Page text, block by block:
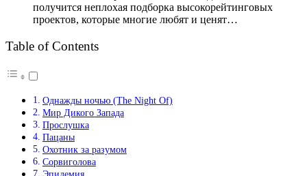
получится неплохая подборка высокорейтинговых
проектов, которые многие любят и ценят…
Table of Contents
Однажды ночью (The Night Of)
Мир Дикого Запада
Прослушка
Пацаны
Охотник за разумом
Сорвиголова